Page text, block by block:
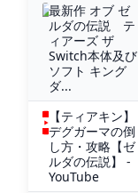
最新作 オブ ゼ
ルダの伝説 テ
ィアーズ ザ
Switch本体及び
ソフト キング
ダ...
【ティアキン】
デグガーマの倒
し方・攻略【ゼ
ルダの伝説】 -
YouTube